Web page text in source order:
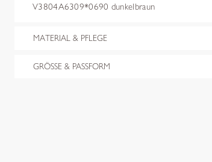
V3804A6309*0690 dunkelbraun
MATERIAL & PFLEGE
GRÖSSE & PASSFORM